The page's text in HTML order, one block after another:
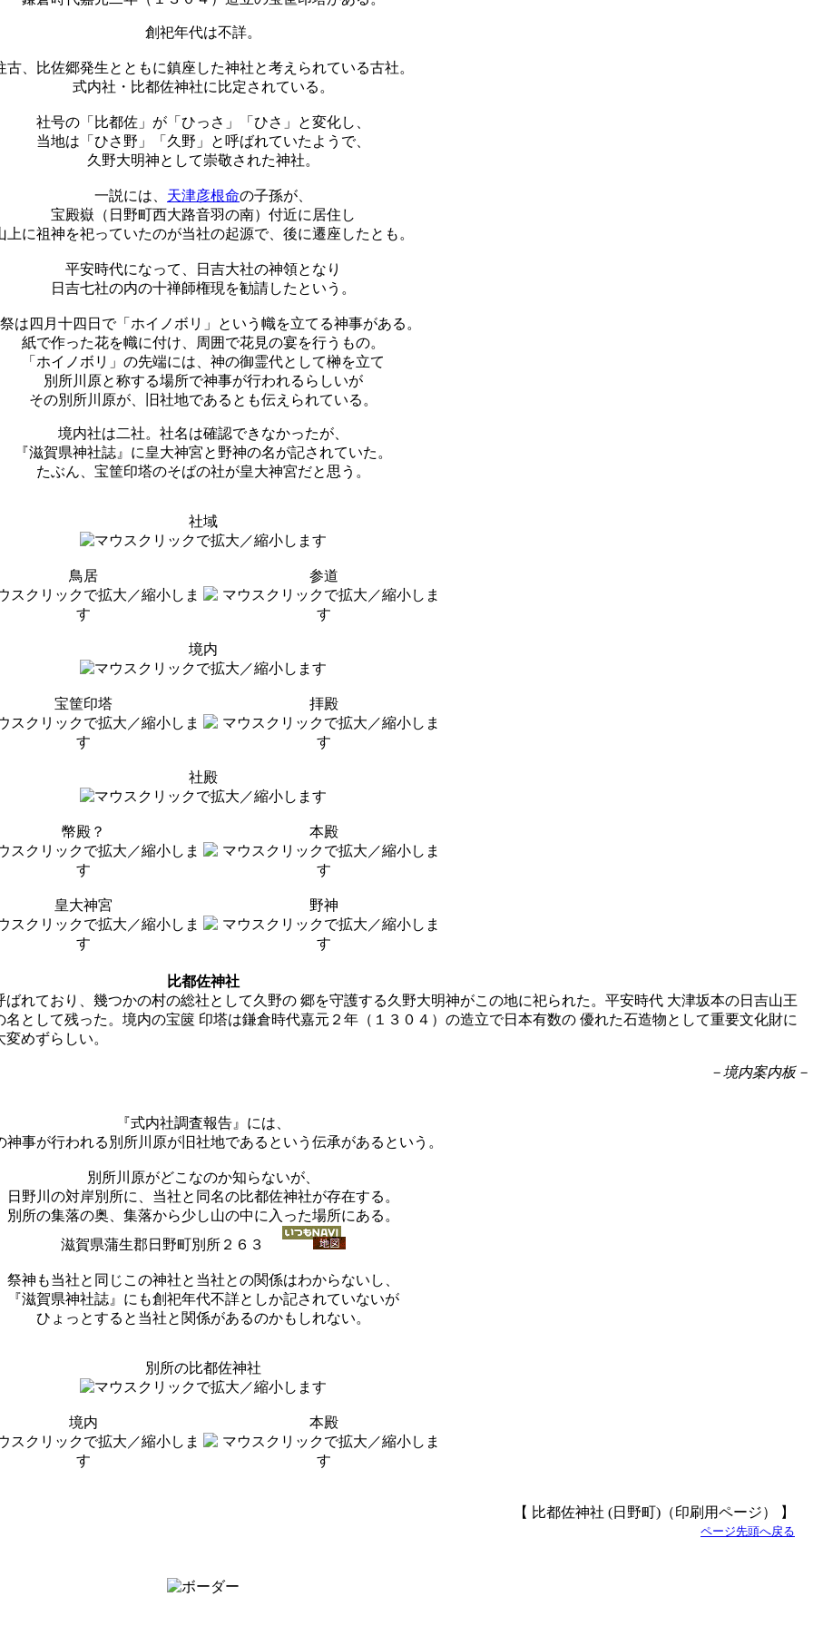
創祀年代は不詳。
古、比佐郷発生とともに鎮座した神社と考えられている古社。
式内社・比都佐神社に比定されている。
社号の「比都佐」が「ひっさ」「ひさ」と変化し、
当地は「ひさ野」「久野」と呼ばれていたようで、
久野大明神として崇敬された神社。
一説には、 天津彦根命の子孫が、
宝殿嶽（日野町西大路音羽の南）付近に居住し
上に祖神を祀っていたのが当社の起源で、後に遷座したとも。
平安時代になって、日吉大社の神領となり
日吉七社の内の十禅師権現を勧請したという。
は四月十四日で「ホイノボリ」という幟を立てる神事がある。
紙で作った花を幟に付け、周囲で花見の宴を行うもの。
「ホイノボリ」の先端には、神の御霊代として榊を立て
別所川原と称する場所で神事が行われるらしいが
その別所川原が、旧社地であるとも伝えられている。
境内社は二社。社名は確認できなかったが、
『滋賀県神社誌』に皇大神宮と野神の名が記されていた。
たぶん、宝筐印塔のそばの社が皇大神宮だと思う。
社域
鳥居 参道
境内
宝筐印塔 拝殿
社殿
幣殿？ 本殿
皇大神宮 野神
比都佐神社
れており、幾つかの村の総社として久野の 郷を守護する久野大明神がこの地に祀られた。平安時代 大津坂本の日吉山王
として残った。境内の宝篋 印塔は鎌倉時代嘉元２年（１３０４）の造立で日本有数の 優れた石造物として重要文化財に
めずらしい。
－境内案内板－
『式内社調査報告』には、
神事が行われる別所川原が旧社地であるという伝承があるという。
別所川原がどこなのか知らないが、
日野川の対岸別所に、当社と同名の比都佐神社が存在する。
別所の集落の奥、集落から少し山の中に入った場所にある。
滋賀県蒲生郡日野町別所２６３
祭神も当社と同じこの神社と当社との関係はわからないし、
『滋賀県神社誌』にも創祀年代不詳としか記されていないが
ひょっとすると当社と関係があるのかもしれない。
別所の比都佐神社
境内 本殿
【 比都佐神社 (日野町)（印刷用ページ） 】
ページ先頭へ戻る